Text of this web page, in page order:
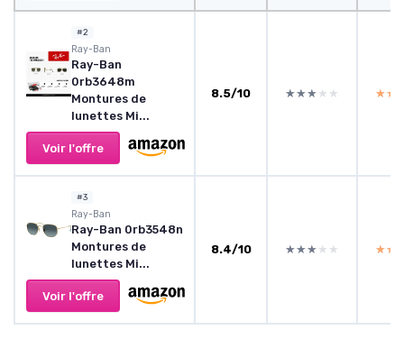
#2
Ray-Ban
Ray-Ban
0rb3648m
Montures de
lunettes Mi...
Voir l'offre
8.5/10 ★★★★★
★★★★★
#3
Ray-Ban
Ray-Ban 0rb3548n
Montures de
lunettes Mi...
Voir l'offre
8.4/10 ★★★★★
★★★★★